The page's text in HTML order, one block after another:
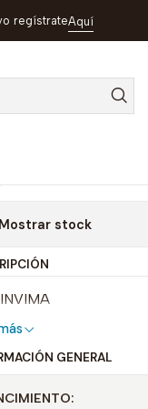
regístrateAquí
X 1 AMP --VITALIS
UBI
Mostrar stock
GENERAL